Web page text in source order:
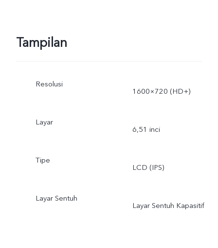
Tampilan
Resolusi
1600×720 (HD+)
Layar
6,51 inci
Tipe
LCD (IPS)
Layar Sentuh
Layar Sentuh Kapasitif